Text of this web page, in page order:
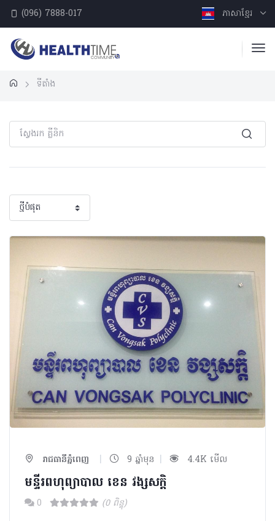
(096) 7888-017 ភាសាខ្មែរ
ទីតាំង
រាជធានីភ្នំពេញ | 9 ឆ្នាំមុន | 4.4K មើល
មន្ទីរពហុព្យាបាល ខេន វង្សសក្តិ
0 (0 ពិន្ទុ)